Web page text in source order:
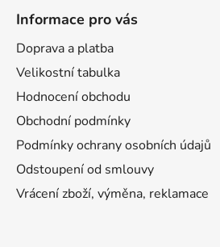
Informace pro vás
Doprava a platba
Velikostní tabulka
Hodnocení obchodu
Obchodní podmínky
Podmínky ochrany osobních údajů
Odstoupení od smlouvy
Vrácení zboží, výměna, reklamace